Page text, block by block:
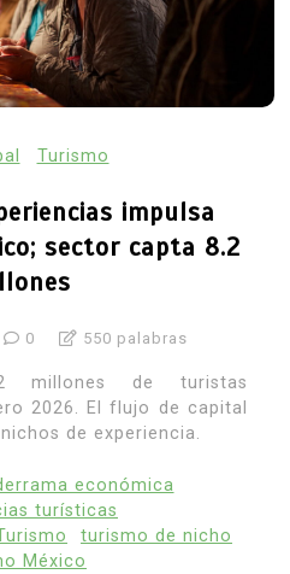
Turismo
impulsa
sector capta 8.2
0 550 palabras
millones de turistas
2026. El flujo de capital
de experiencia.
económica
turísticas
turismo de nicho
México